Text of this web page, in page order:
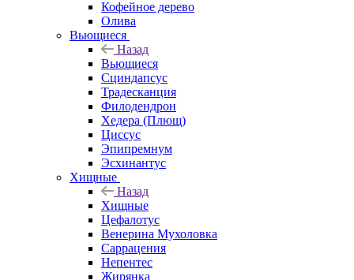
Кофейное дерево
Олива
Вьющиеся
Назад
Вьющиеся
Сциндапсус
Традесканция
Филодендрон
Хедера (Плющ)
Циссус
Эпипремнум
Эсхинантус
Хищные
Назад
Хищные
Цефалотус
Венерина Мухоловка
Саррацения
Непентес
Жирянка